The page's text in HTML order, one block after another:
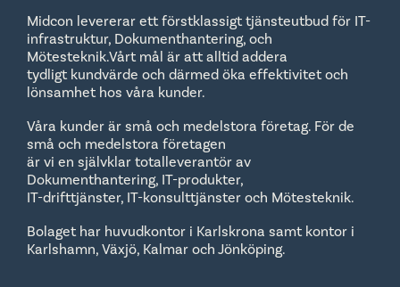
Midcon levererar ett förstklassigt tjänsteutbud för IT-
infrastruktur, Dokumenthantering, och
Mötesteknik.Vårt mål är att alltid addera
tydligt kundvärde och därmed öka effektivitet och
lönsamhet hos våra kunder.
Våra kunder är små och medelstora företag. För de
små och medelstora företagen
är vi en självklar totalleverantör av
Dokumenthantering, IT-produkter,
IT-drifttjänster, IT-konsulttjänster och Mötesteknik.
Bolaget har huvudkontor i Karlskrona samt kontor i
Karlshamn, Växjö, Kalmar och Jönköping.